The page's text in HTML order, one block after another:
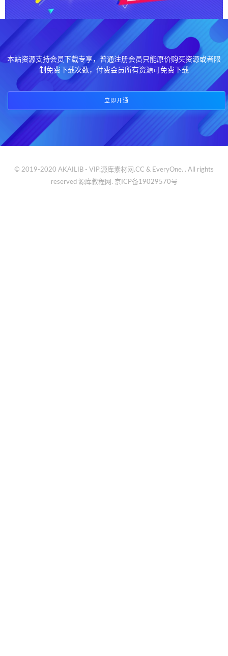
本站资源支持会员下载专享，普通注册会员只能原价购买资源或者限
制免费下载次数，付费会员所有资源可免费下载
立即开通
© 2019-2020 AKAILIB - VIP.源库素材网.CC & EveryOne. . All rights
reserved 源库教程网. 京ICP备19029570号